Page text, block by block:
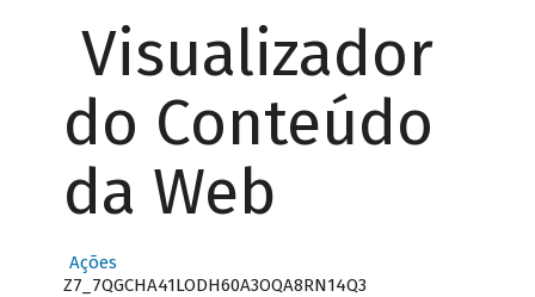
Visualizador
do Conteúdo
da Web
Ações
Z7_7QGCHA41LODH60A3OQA8RN14Q3